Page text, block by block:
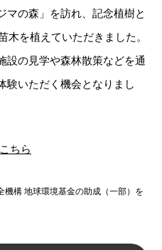
マの森」を訪れ、記念植樹と
木を植えていただきました。
設の見学や森林散策などを通
験いただく機会となりまし
ちら
構 地球環境基金の助成（一部）を